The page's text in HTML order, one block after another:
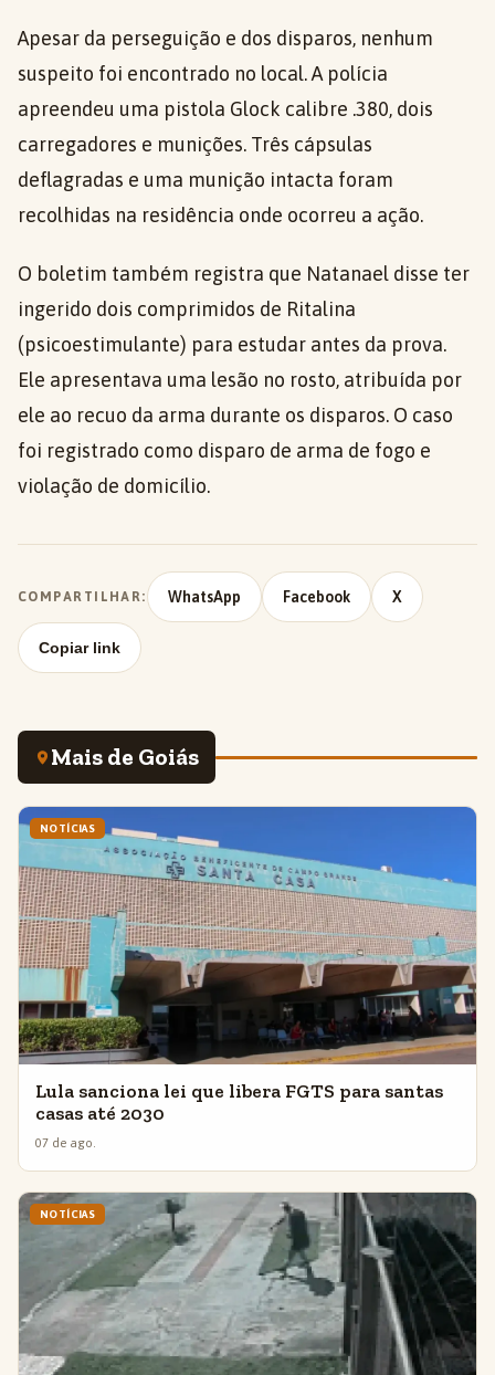
Apesar da perseguição e dos disparos, nenhum
suspeito foi encontrado no local. A polícia
apreendeu uma pistola Glock calibre .380, dois
carregadores e munições. Três cápsulas
deflagradas e uma munição intacta foram
recolhidas na residência onde ocorreu a ação.
O boletim também registra que Natanael disse ter
ingerido dois comprimidos de Ritalina
(psicoestimulante) para estudar antes da prova.
Ele apresentava uma lesão no rosto, atribuída por
ele ao recuo da arma durante os disparos. O caso
foi registrado como disparo de arma de fogo e
violação de domicílio.
COMPARTILHAR: WhatsApp Facebook X
Copiar link
Mais de Goiás
NOTÍCIAS
Lula sanciona lei que libera FGTS para santas
casas até 2030
07 de ago.
NOTÍCIAS